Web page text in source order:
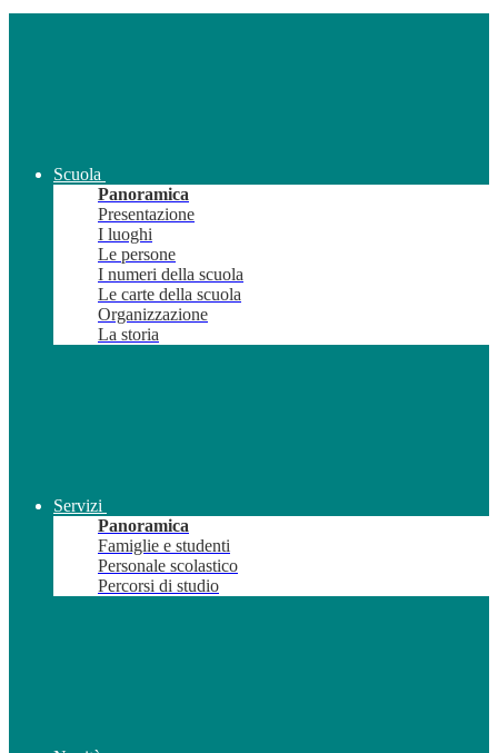
Scuola
Panoramica
Presentazione
I luoghi
Le persone
I numeri della scuola
Le carte della scuola
Organizzazione
La storia
Servizi
Panoramica
Famiglie e studenti
Personale scolastico
Percorsi di studio